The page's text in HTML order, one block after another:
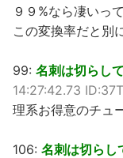
９９%なら凄いっ
この変換率だと別
99: 名刺は切らし
14:27:42.73
理系お得意のチュ
106: 名刺は切らし